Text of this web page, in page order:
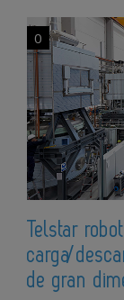
0
Telstar
carga/
de gran